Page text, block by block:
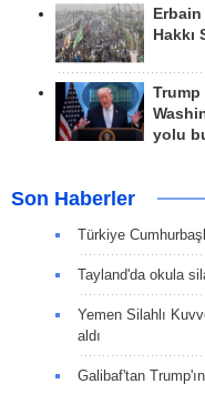
Hakkı
Trump
yolu
Son Haberler
Türkiye
Tayland'da okula
Yemen Silahlı
aldı
Galibaf'tan